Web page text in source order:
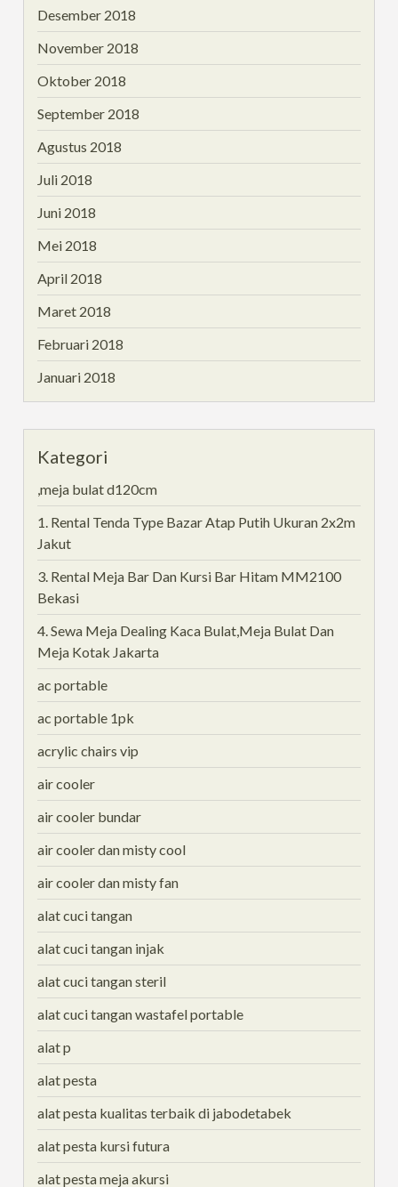
Desember 2018
November 2018
Oktober 2018
September 2018
Agustus 2018
Juli 2018
Juni 2018
Mei 2018
April 2018
Maret 2018
Februari 2018
Januari 2018
Kategori
,meja bulat d120cm
1. Rental Tenda Type Bazar Atap Putih Ukuran 2x2m
Jakut
3. Rental Meja Bar Dan Kursi Bar Hitam MM2100
Bekasi
4. Sewa Meja Dealing Kaca Bulat,Meja Bulat Dan
Meja Kotak Jakarta
ac portable
ac portable 1pk
acrylic chairs vip
air cooler
air cooler bundar
air cooler dan misty cool
air cooler dan misty fan
alat cuci tangan
alat cuci tangan injak
alat cuci tangan steril
alat cuci tangan wastafel portable
alat p
alat pesta
alat pesta kualitas terbaik di jabodetabek
alat pesta kursi futura
alat pesta meja akursi